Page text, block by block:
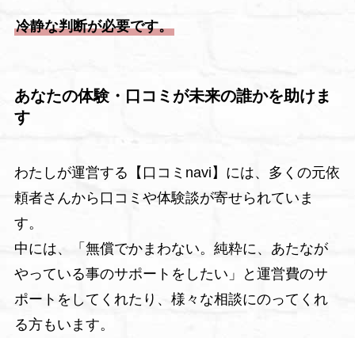
冷静な判断が必要です。
あなたの体験・口コミが未来の誰かを助けま
す
わたしが運営する【口コミnavi】には、多くの元依
頼者さんから口コミや体験談が寄せられていま
す。
中には、「無償でかまわない。純粋に、あたなが
やっている事のサポートをしたい」と運営費のサ
ポートをしてくれたり、様々な相談にのってくれ
る方もいます。